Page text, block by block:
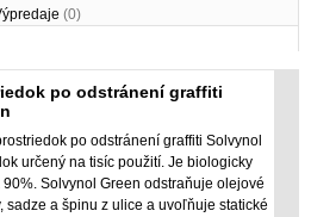
(0)
po odstránení graffiti
po odstránení graffiti Solvynol
určený na tisíc použití. Je biologicky
Solvynol Green odstraňuje olejové
sadze a špinu z ulice a uvoľňuje statické